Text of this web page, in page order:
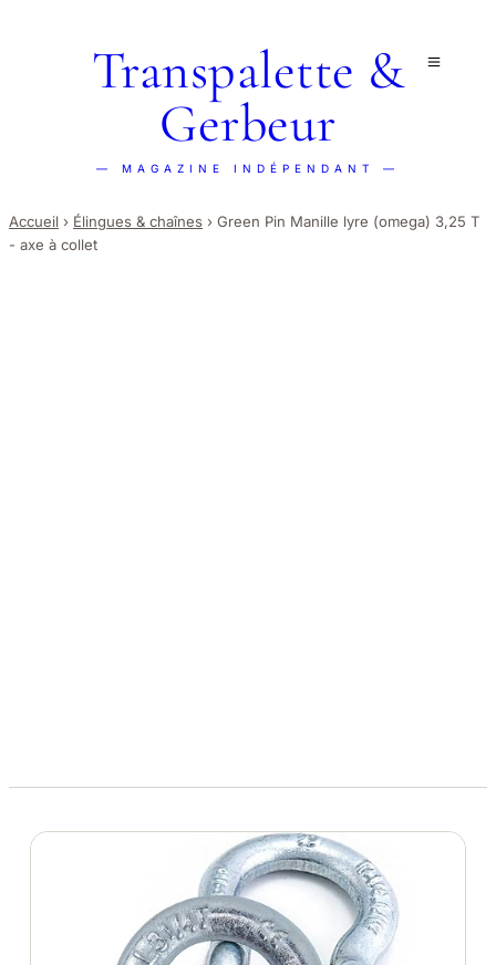
Transpalette &
Gerbeur
— MAGAZINE INDÉPENDANT —
Accueil › Élingues & chaînes › Green Pin Manille lyre (omega) 3,25 T
- axe à collet